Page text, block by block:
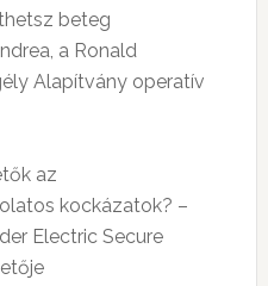
beteg
a Ronald
Alapítvány operatív
az
kockázatok? –
Electric Secure